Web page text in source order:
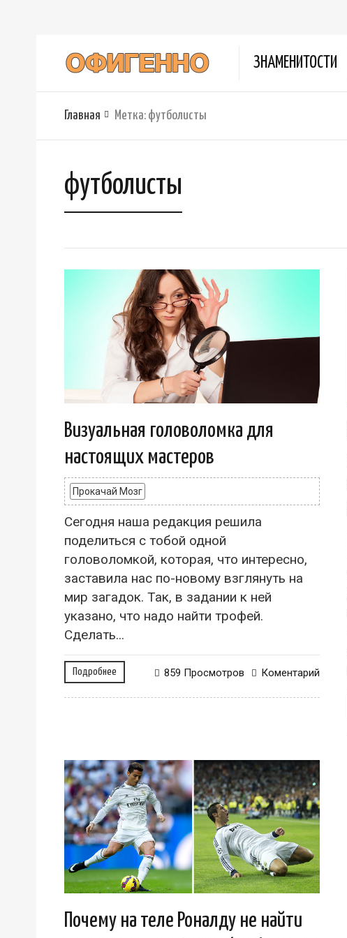
ЗНАМЕНИТОСТИ
Главная Метка: футболисты
футболисты
Визуальная головоломка для
настоящих мастеров
Прокачай Мозг
Сегодня наша редакция решила
поделиться с тобой одной
головоломкой, которая, что интересно,
заставила нас по-новому взглянуть на
мир загадок. Так, в задании к ней
указано, что надо найти трофей.
Сделать...
Подробнее Коментарий
859 Просмотров
Почему на теле Роналду не найти